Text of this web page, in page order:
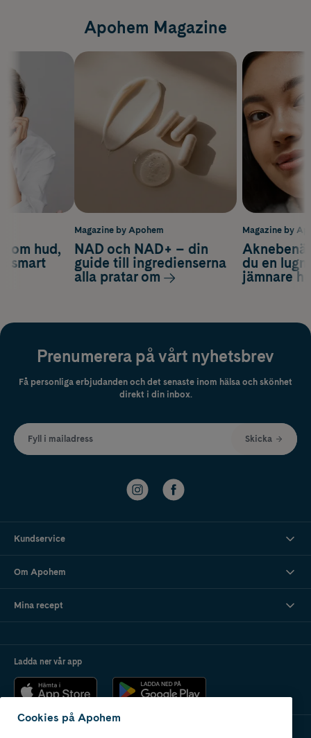
Apohem Magazine
Magazine by
du en
jämnare
om hud,
smart
Magazine by Apohem
NAD och NAD+ – din
guide till ingredienserna
alla pratar om
Prenumerera på vårt nyhetsbrev
Få personliga erbjudanden och det senaste inom hälsa och skönhet
direkt i din inbox.
Fyll i mailadress Skicka
Kundservice
Om Apohem
Mina recept
Ladda ner vår app
Cookies på Apohem